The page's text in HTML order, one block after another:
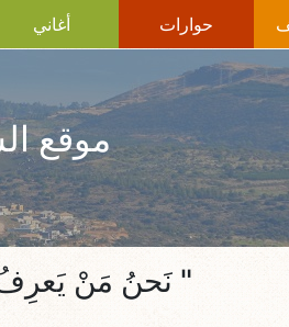
حوارات أغاني
موقع
" نَحنُ مَنْ يَعرِفُ